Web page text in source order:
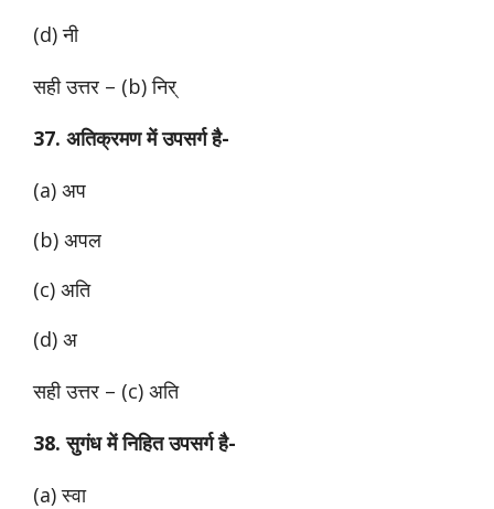
(d) नी
सही उत्तर – (b) निर्
37. अतिक्रमण में उपसर्ग है-
(a) अप
(b) अपल
(c) अति
(d) अ
सही उत्तर – (c) अति
38. सुगंध में निहित उपसर्ग है-
(a) स्वा